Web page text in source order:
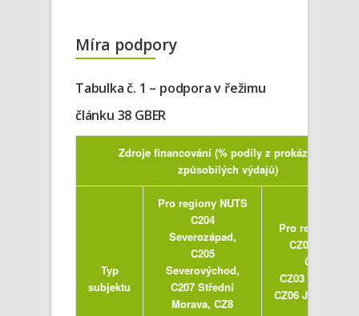
Míra podpory
Tabulka č. 1 – podpora v řežimu
článku 38 GBER
Zdroje financování (% podíly z prokázaných
způsobilých výdajů)
Typ
subjektu
Pro regiony NUTS
C204
Severozápad,
C205
Severovýchod,
C207 Střední
Morava, CZ8
Pro region
CZ02 Střední
Čechy,
CZ03
CZ06